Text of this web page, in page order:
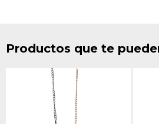
Productos que te